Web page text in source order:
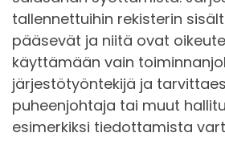
tallennettuihin rekisterin
pääsevät ja niitä ovat
käyttämään vain
järjestötyöntekijä ja
puheenjohtaja tai muut
esimerkiksi tiedottamista